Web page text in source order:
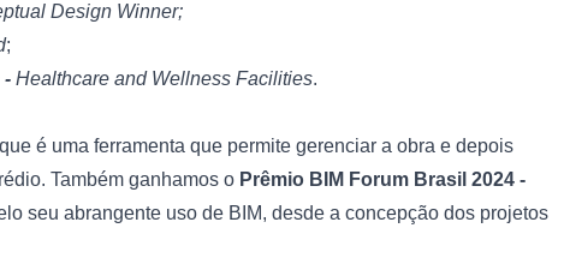
Design Winner;
;
- Healthcare and Wellness Facilities.
é uma ferramenta que permite gerenciar a obra e depois
Também ganhamos o Prêmio BIM Forum Brasil 2024 -
seu abrangente uso de BIM, desde a concepção dos projetos